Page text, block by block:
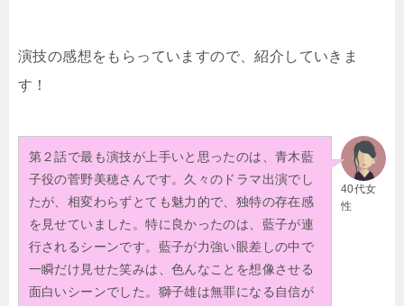
演技の感想をもらっていますので、紹介していきま
す！
40代女
性
第２話で最も演技が上手いと思ったのは、青木藍
子役の菅野美穂さんです。久々のドラマ出演でし
たが、相変わらずとても魅力的で、独特の存在感
を見せていました。特に良かったのは、藍子が連
行されるシーンです。藍子が力強い眼差しの中で
一瞬だけ見せた笑みは、色んなことを想像させる
面白いシーンでした。獅子雄は無罪になる自信が